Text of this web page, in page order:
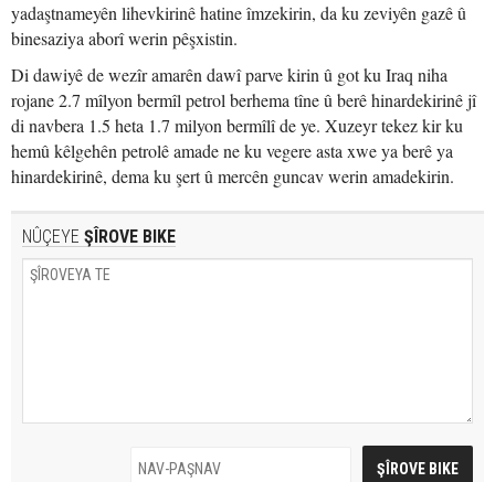
yadaştnameyên lihevkirinê hatine îmzekirin, da ku zeviyên gazê û
binesaziya aborî werin pêşxistin.
Di dawiyê de wezîr amarên dawî parve kirin û got ku Iraq niha
rojane 2.7 mîlyon bermîl petrol berhema tîne û berê hinardekirinê jî
di navbera 1.5 heta 1.7 milyon bermîlî de ye. Xuzeyr tekez kir ku
hemû kêlgehên petrolê amade ne ku vegere asta xwe ya berê ya
hinardekirinê, dema ku şert û mercên guncav werin amadekirin.
NÛÇEYE ŞÎROVE BIKE